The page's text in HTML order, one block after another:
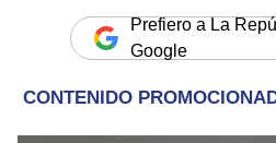
Prefiero a La
Google